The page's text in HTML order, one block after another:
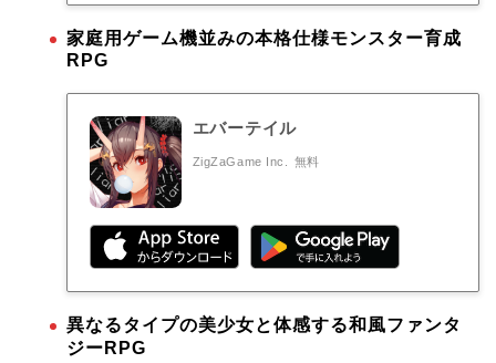
家庭用ゲーム機並みの本格仕様モンスター育成
RPG
エバーテイル
ZigZaGame Inc. 無料
異なるタイプの美少女と体感する和風ファンタ
ジーRPG